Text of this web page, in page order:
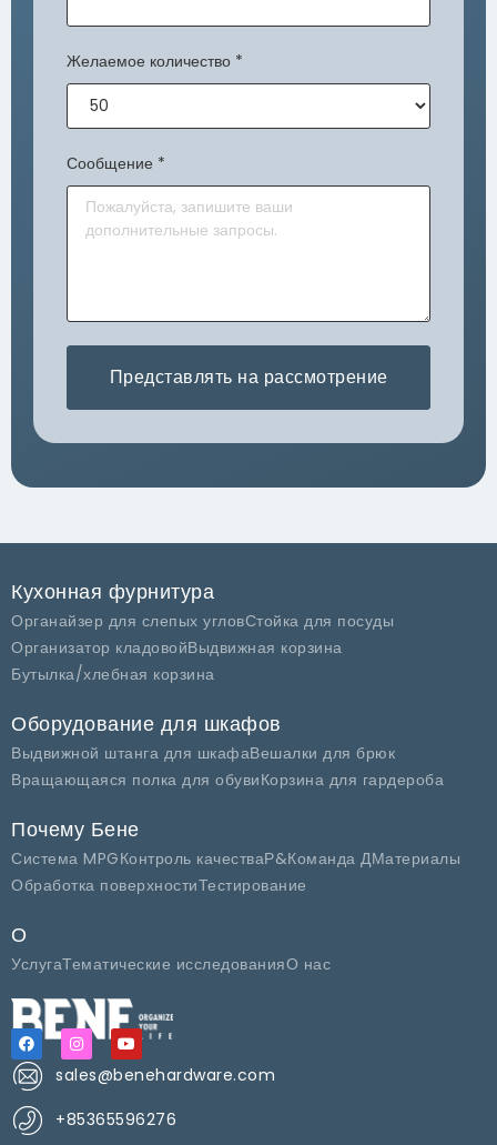
Желаемое количество *
Сообщение *
Представлять на рассмотрение
Кухонная фурнитура
Органайзер для слепых угловСтойка для посуды
Организатор кладовойВыдвижная корзина
Бутылка/хлебная корзина
Оборудование для шкафов
Выдвижной штанга для шкафаВешалки для брюк
Вращающаяся полка для обувиКорзина для гардероба
Почему Бене
Система MPGКонтроль качестваР&Команда ДМатериалы
Обработка поверхностиТестирование
О
УслугаТематические исследованияО нас
sales@benehardware.com
+85365596276